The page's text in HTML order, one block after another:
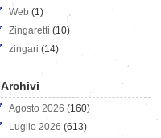
Web (1)
Zingaretti (10)
zingari (14)
Archivi
Agosto 2026 (160)
Luglio 2026 (613)